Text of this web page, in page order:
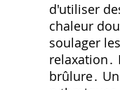
d'utiliser
chaleur
soulager
brûlure․